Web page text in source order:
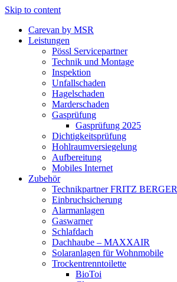
Skip to content
Carevan by MSR
Leistungen
Pössl Servicepartner
Technik und Montage
Inspektion
Unfallschaden
Hagelschaden
Marderschaden
Gasprüfung
Gasprüfung 2025
Dichtigkeitsprüfung
Hohlraumversiegelung
Aufbereitung
Mobiles Internet
Zubehör
Technikpartner FRITZ BERGER
Einbruchsicherung
Alarmanlagen
Gaswarner
Schlafdach
Dachhaube – MAXXAIR
Solaranlagen für Wohnmobile
Trockentrenntoilette
BioToi